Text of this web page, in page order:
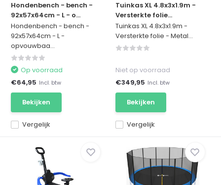
Hondenbench - bench -
92x57x64cm - L - o...
Hondenbench - bench -
92x57x64cm - L -
opvouwbaa...
Vergelijk
Op voorraad
€64,95 Incl. btw
Bekijken
Tuinkas XL 4.8x3x1.9m -
Versterkte folie...
Tuinkas XL 4.8x3x1.9m -
Versterkte folie - Metal...
Vergelijk
Niet op voorraad
€349,95 Incl. btw
Bekijken